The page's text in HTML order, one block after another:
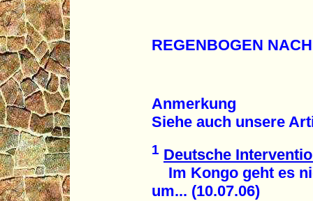
REGENBOGEN
Anmerkung
Siehe auch unsere
1 Deutsche
Im Kongo geht es
um... (10.07.06)